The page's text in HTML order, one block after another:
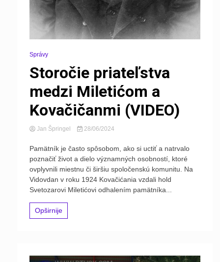
Správy
Storočie priateľstva
medzi Miletićom a
Kovačičanmi (VIDEO)
Jan Špringel 28/06/2024
Pamätník je často spôsobom, ako si uctiť a natrvalo
poznačiť život a dielo významných osobností, ktoré
ovplyvnili miestnu či širšiu spoločenskú komunitu. Na
Vidovdan v roku 1924 Kovačićania vzdali hold
Svetozarovi Miletićovi odhalením pamätníka...
Opširnije